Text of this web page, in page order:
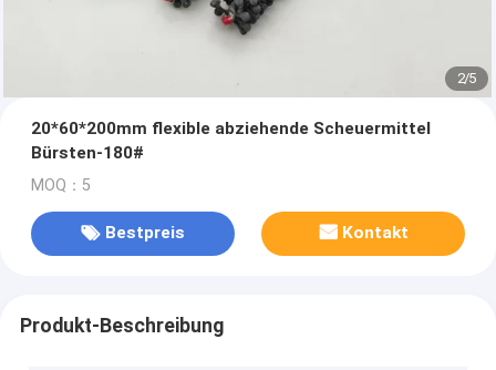
2/5
20*60*200mm flexible abziehende Scheuermittel
Bürsten-180#
MOQ：5
Bestpreis Kontakt
Produkt-Beschreibung